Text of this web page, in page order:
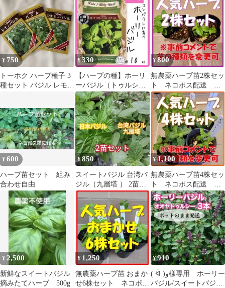
¥ 750
トーホク ハーブ種子 3
種セット バジル レモン
¥330
【ハーブの種】ホーリ
ーバジル（トゥルシー
／カプール）種１０粒
芳香◎聖なるハーブ
¥800
無農薬ハーブ苗2株セッ
ト ネコポス配送 組
み合わせ変更可(事前コ
メント必須)
¥600
ハーブ苗セット 組み
合わせ自由
¥850
スイートバジル 台湾バ
ジル（九層塔 ） 2苗セ
ット 抜き苗
¥1,100
無農薬ハーブ苗4株セッ
ト ネコポス配送 組
み合わせ変更可(事前コ
メント必須)
¥2,500
新鮮なスイートバジル
摘みたてハーブ 500g
¥ 1,250
無農薬ハーブ苗 おまか
せ6株セット ネコポス
¥910
( ᐛ )و様専用 ホーリー
バジル/スイートバジ